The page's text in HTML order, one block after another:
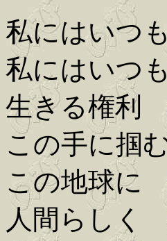
私にはいつ
私にはいつ
生きる権利
この手に掴
この地球に
人間らしく